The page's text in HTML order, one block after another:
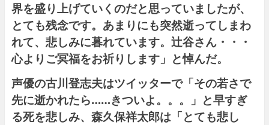
界を盛り上げていくのだと思っていましたが、
とても残念です。あまりにも突然逝ってしまわ
れて、悲しみに暮れています。辻谷さん・・・
心よりご冥福をお祈りします」と悼んだ。
声優の古川登志夫はツイッターで「その若さで
先に逝かれたら……きついよ。。。」と早すぎ
る死を悲しみ、森久保祥太郎は「とても悲し